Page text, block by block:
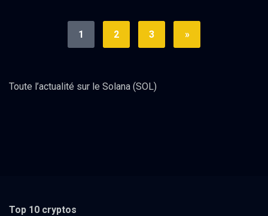
1 2 3 »
Toute l’actualité sur le Solana (SOL)
Top 10 cryptos